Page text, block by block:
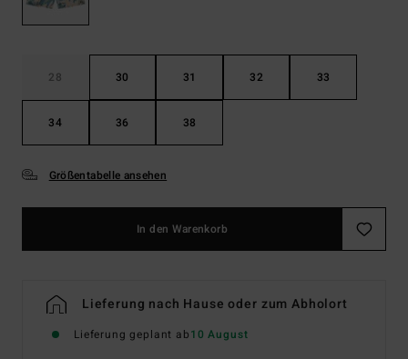
28 30 31 32 33
34 36 38
Größentabelle ansehen
In den Warenkorb
Lieferung nach Hause oder zum Abholort
Lieferung geplant ab10 August